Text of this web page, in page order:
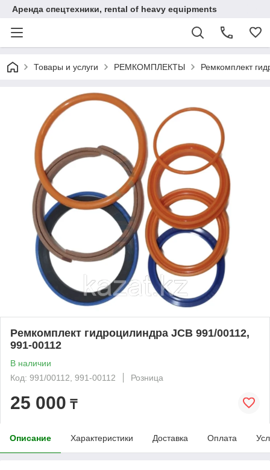
Аренда спецтехники, rental of heavy equipments
Товары и услуги РЕМКОМПЛЕКТЫ Ремкомплект
Ремкомплект гидроцилиндра JCB 991/00112,
991-00112
В наличии
Код: 991/00112, 991-00112
Розница
25 000 ₸
Описание Характеристики Доставка Оплата